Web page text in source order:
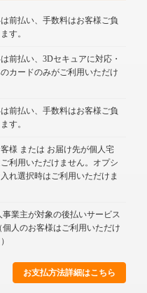
前払い、手数料はお客様ご負
す。
前払い、3Dセキュアに対応・
カードのみがご利用いただけ
前払い、手数料はお客様ご負
す。
様 または お届け先が個人宅
利用いただけません。オプシ
れ選択時はご利用いただけま
事業主が対象の後払いサービス
個人のお客様はご利用いただけ
お支払方法詳細はこちら